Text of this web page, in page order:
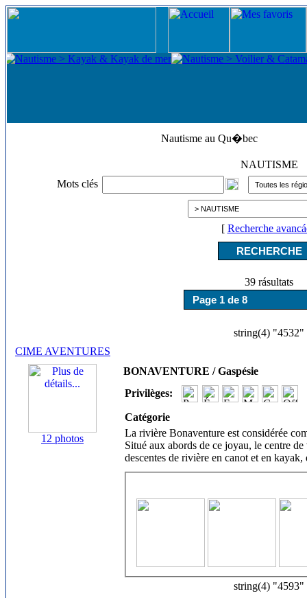
Nautisme au Qu�bec
NAUTISME
Mots clés
[ Recherche
39 rásultats
string(4) "4532"
CIME AVENTURES
12 photos
BONAVENTURE / Gaspésie
Privilèges:
Catégorie
La rivière Bonaventure est considérée
Situé aux abords de ce joyau, le centre
descentes de rivière en canot et en kayak,
string(4) "4593"